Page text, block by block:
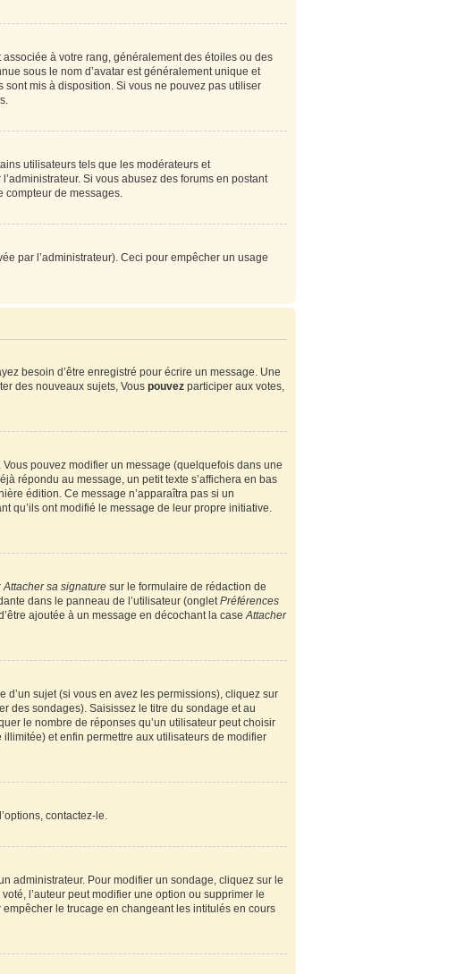
à votre rang, généralement des étoiles ou des
sous le nom d’avatar est généralement unique et
sont mis à disposition. Si vous ne pouvez pas utiliser
utilisateurs tels que les modérateurs et
Si vous abusez des forums en postant
compteur de messages.
par l’administrateur). Ceci pour empêcher un usage
besoin d’être enregistré pour écrire un message. Une
des nouveaux sujets, Vous pouvezparticiper aux votes,
pouvez modifier un message (quelquefois dans une
répondu au message, un petit texte s’affichera en bas
édition. Ce message n’apparaîtra pas si un
qu’ils ont modifié le message de leur propre initiative.
Attacher sa signaturesur le formulaire de rédaction de
dans le panneau de l’utilisateur (ongletPréférences
ajoutée à un message en décochant la caseAttacher
d’un sujet (si vous en avez les permissions), cliquez sur
des sondages). Saisissez le titre du sondage et au
le nombre de réponses qu’un utilisateur peut choisir
illimitée) et enfin permettre aux utilisateurs de modifier
contactez-le.
administrateur. Pour modifier un sondage, cliquez sur le
l’auteur peut modifier une option ou supprimer le
le trucage en changeant les intitulés en cours